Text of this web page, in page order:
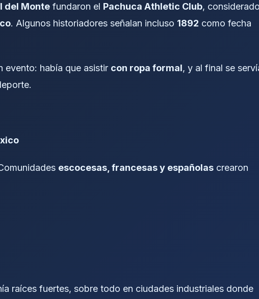
del Monte fundaron el Pachuca Athletic Club,
. Algunos historiadores señalan incluso 1892 como fecha
evento: había que asistir con ropa formal, y al final se
escocesas, francesas y españolas crearon
raíces fuertes, sobre todo en ciudades industriales donde